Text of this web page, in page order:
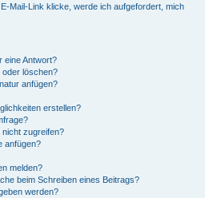
Mail-Link klicke, werde ich aufgefordert, mich
eine Antwort?
oder löschen?
anfügen?
erstellen?
zugreifen?
anfügen?
melden?
beim Schreiben eines Beitrags?
werden?